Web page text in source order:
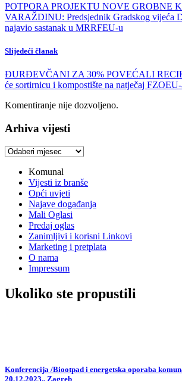
POTPORA PROJEKTU NOVE GROBNE
VARAŽDINU: Predsjednik Gradskog vijeća
najavio sastanak u MRRFEU-u
Slijedeći članak
ĐURĐEVČANI ZA 30% POVEĆALI
će sortirnicu i kompostište na natječaj
Komentiranje nije dozvoljeno.
Arhiva vijesti
Arhiva
Komunal
Vijesti iz branše
Opći uvjeti
Najave događanja
Mali Oglasi
Predaj oglas
Zanimljivi i korisni Linkovi
Marketing i pretplata
O nama
Impressum
Ukoliko ste propustili
Konferencija /Biootpad i energetska oporaba
20.12.2023., Zagreb